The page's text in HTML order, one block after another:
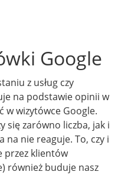
Google
z usług czy
na podstawie opinii w
w wizytówce Google.
się zarówno liczba, jak i
na nie reaguje. To, czy i
przez klientów
również buduje nasz